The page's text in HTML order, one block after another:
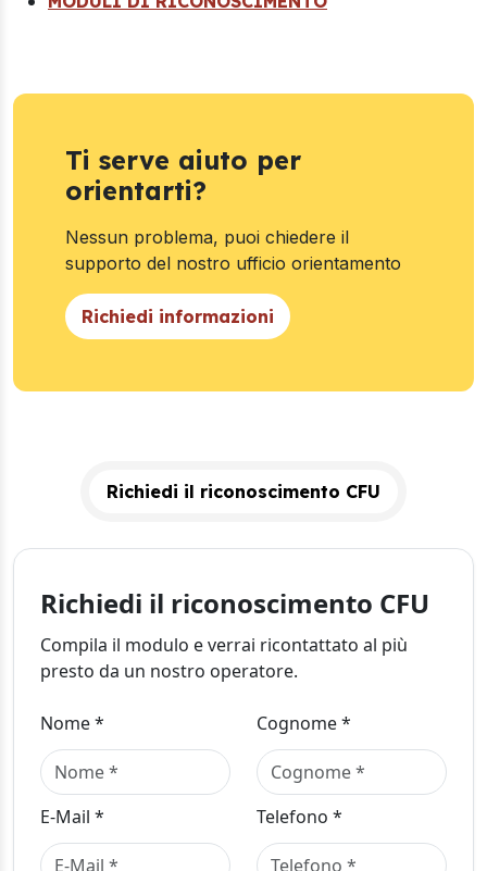
Ti serve aiuto per
orientarti?
Nessun problema, puoi chiedere il
supporto del nostro ufficio orientamento
Richiedi informazioni
Richiedi il riconoscimento CFU
Richiedi il riconoscimento CFU
Compila il modulo e verrai ricontattato al più
presto da un nostro operatore.
Nome * Cognome *
E-Mail * Telefono *